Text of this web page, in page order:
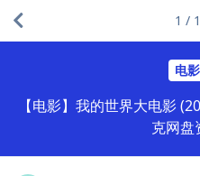
电
【电影】我的世界大电影
克网盘
1 / 1